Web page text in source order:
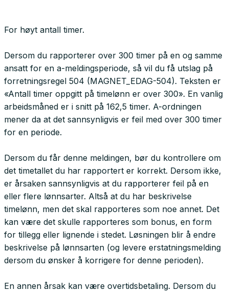
For høyt antall timer.
Dersom du rapporterer over 300 timer på en og samme
ansatt for en a-meldingsperiode, så vil du få utslag på
forretningsregel 504 (MAGNET_EDAG-504). Teksten er
«Antall timer oppgitt på timelønn er over 300». En vanlig
arbeidsmåned er i snitt på 162,5 timer. A-ordningen
mener da at det sannsynligvis er feil med over 300 timer
for en periode.
Dersom du får denne meldingen, bør du kontrollere om
det timetallet du har rapportert er korrekt. Dersom ikke,
er årsaken sannsynligvis at du rapporterer feil på en
eller flere lønnsarter. Altså at du har beskrivelse
timelønn, men det skal rapporteres som noe annet. Det
kan være det skulle rapporteres som bonus, en form
for tillegg eller lignende i stedet. Løsningen blir å endre
beskrivelse på lønnsarten (og levere erstatningsmelding
dersom du ønsker å korrigere for denne perioden).
En annen årsak kan være overtidsbetaling. Dersom du